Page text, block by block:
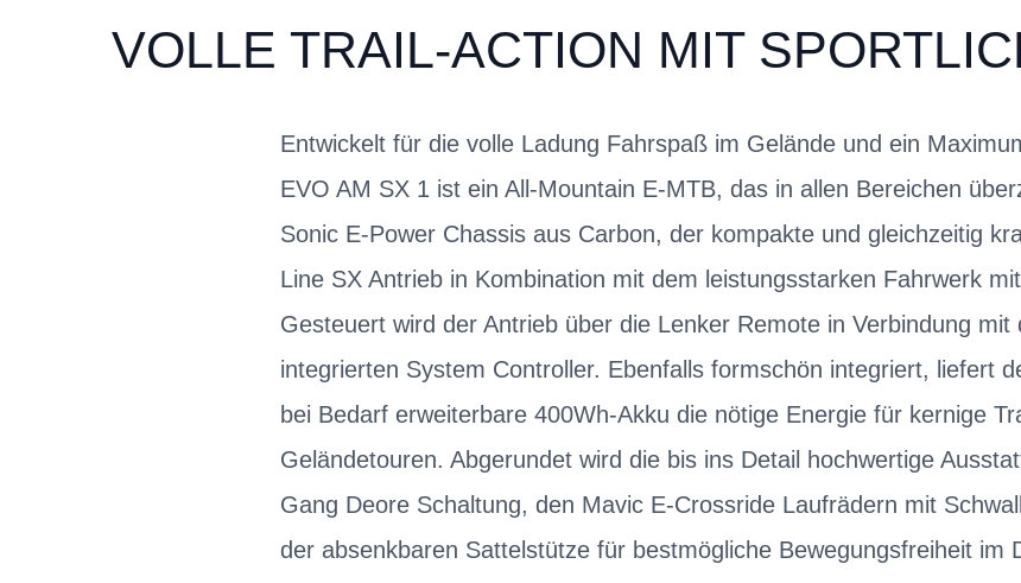
VOLLE TRAIL-ACTION MIT
Entwickelt für die volle Ladung Fahrspaß im Gelände und ein
EVO AM SX 1 ist ein All-Mountain E-MTB, das in allen Bereichen
Sonic E-Power Chassis aus Carbon, der kompakte und gleichzeitig
Line SX Antrieb in Kombination mit dem leistungsstarken Fahrwerk
Gesteuert wird der Antrieb über die Lenker Remote in Verbindung
integrierten System Controller. Ebenfalls formschön integriert, liefert
bei Bedarf erweiterbare 400Wh-Akku die nötige Energie für kernige
Geländetouren. Abgerundet wird die bis ins Detail hochwertige
Gang Deore Schaltung, den Mavic E-Crossride Laufrädern mit
der absenkbaren Sattelstütze für bestmögliche Bewegungsfreiheit im